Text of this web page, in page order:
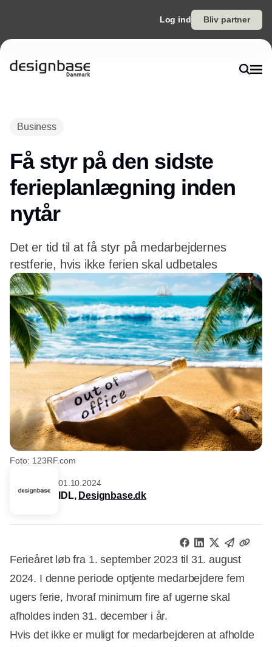
Log ind Bliv partner
Business
Få styr på den sidste
ferieplanlægning inden
nytår
Det er tid til at få styr på medarbejdernes
restferie, hvis ikke ferien skal udbetales
Foto: 123RF.com
01.10.2024
IDL, Designbase.dk
Ferieåret løb fra 1. september 2023 til 31. august
2024. I denne periode optjente medarbejdere fem
ugers ferie, hvoraf minimum fire af ugerne skal
afholdes inden 31. december i år.
Hvis det ikke er muligt for medarbejderen at afholde